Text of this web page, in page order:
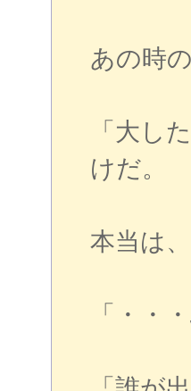
あの時
「大し
けだ。
本当は
「・・